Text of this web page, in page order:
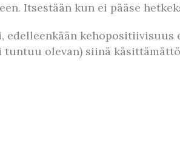
Itsestään kun ei pääse
edelleenkään
tuntuu olevan) siinä